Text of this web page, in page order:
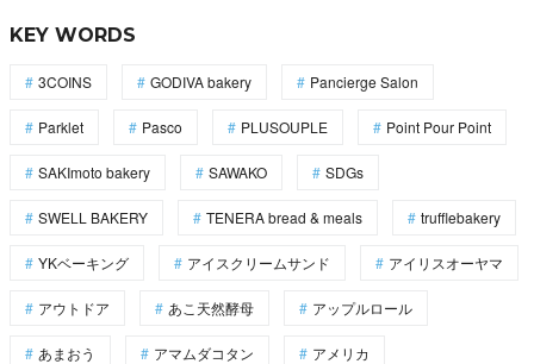
KEY WORDS
3COINS GODIVA bakery Pancierge Salon
Parklet Pasco PLUSOUPLE Point Pour Point
SAKImoto bakery SAWAKO SDGs
SWELL BAKERY TENERA bread & meals trufflebakery
YKベーキング アイスクリームサンド アイリスオーヤマ
アウトドア あこ天然酵母 アップルロール
あまおう アマムダコタン アメリカ